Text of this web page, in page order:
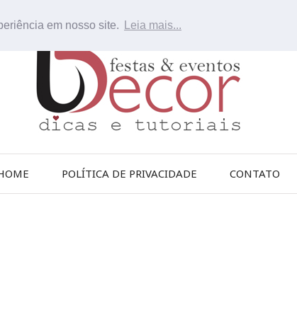
em nosso site. Leia mais...
POLÍTICA DE PRIVACIDADE CONTATO